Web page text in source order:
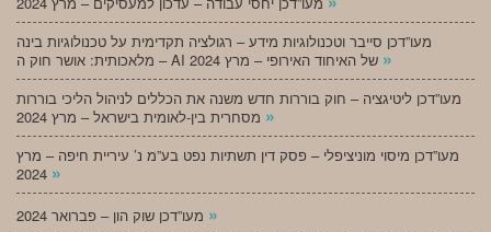
מעו”דכן סייבר וטכנולוגיות מידע – רגולציה תקדימית על טכנולוגיות בינה
»
מעו”דכן ליטיגציה – חוק בוררות חדש משנה את הכללים לניהול הליכי בוררות
»
מעו”דכן מיסוי מוניציפלי – פסק דין תשתיות נפט בע”מ נ’ עיריית חיפה – מרץ
»
»